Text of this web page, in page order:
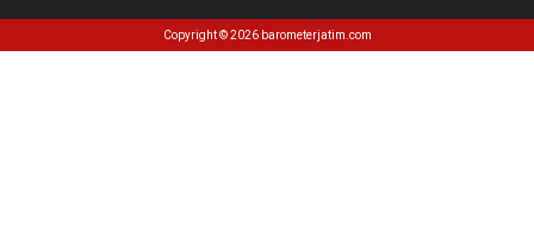
Copyright © 2026 barometerjatim.com